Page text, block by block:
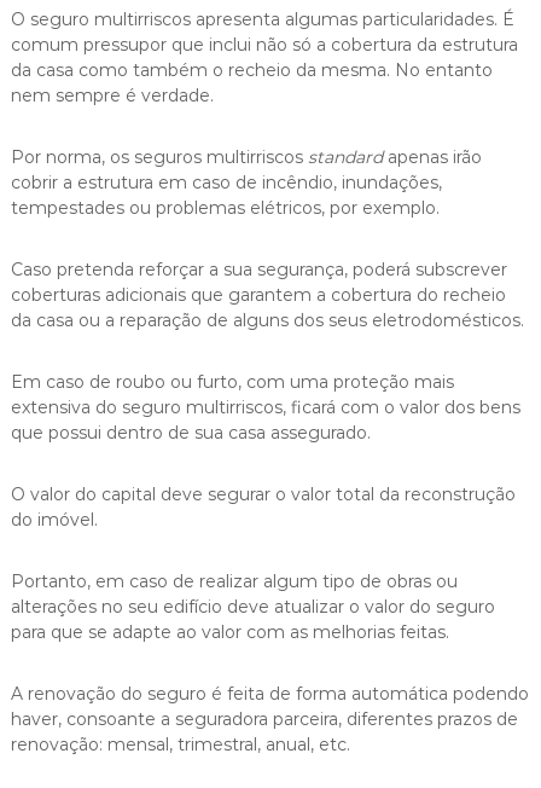
O seguro multirriscos apresenta algumas particularidades. É
comum pressupor que inclui não só a cobertura da estrutura
da casa como também o recheio da mesma. No entanto
nem sempre é verdade.
Por norma, os seguros multirriscos standardapenas irão
cobrir a estrutura em caso de incêndio, inundações,
tempestades ou problemas elétricos, por exemplo.
Caso pretenda reforçar a sua segurança, poderá subscrever
coberturas adicionais que garantem a cobertura do recheio
da casa ou a reparação de alguns dos seus eletrodomésticos.
Em caso de roubo ou furto, com uma proteção mais
extensiva do seguro multirriscos, ficará com o valor dos bens
que possui dentro de sua casa assegurado.
O valor do capital deve segurar o valor total da reconstrução
do imóvel.
Portanto, em caso de realizar algum tipo de obras ou
alterações no seu edifício deve atualizar o valor do seguro
para que se adapte ao valor com as melhorias feitas.
A renovação do seguro é feita de forma automática podendo
haver, consoante a seguradora parceira, diferentes prazos de
renovação: mensal, trimestral, anual, etc.